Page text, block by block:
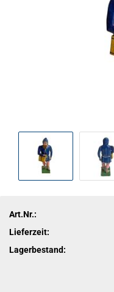
Art.Nr.:
Lieferzeit:
Lagerbestand: